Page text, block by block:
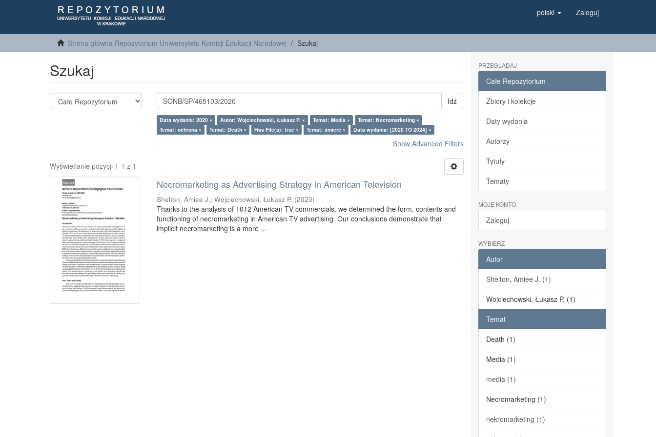
polski Zaloguj
Strona główna Repozytorium Uniwersytetu Komisji Edukacji Narodowej Szukaj
Szukaj
Idź
Data wydania: 2020 × Autor: Wojciechowski, Łukasz P. × Temat: Media ×
Temat: Necromarketing ×
Temat: ochrona ×
Temat: Death × Has File(s): true × Temat: śmierć × Data wydania: [2020 TO 2024] ×
Show Advanced Filters
Wyświetlanie pozycji 1-1 z 1
Necromarketing as Advertising Strategy in American Television
Shelton, Amiee J.;Wojciechowski, Łukasz P. (2020)
Thanks to the analysis of 1012 American TV commercials, we determined the form, contents and
functioning of necromarketing in American TV advertising. Our conclusions demonstrate that
implicit necromarketing is a more ...
PRZEGLĄDAJ
Całe Repozytorium
Zbiory i kolekcje
Daty wydania
Autorzy
Tytuły
Tematy
MOJE KONTO
Zaloguj
WYBIERZ
Autor
Shelton, Amiee J. (1)
Wojciechowski, Łukasz P. (1)
Temat
Death (1)
Media (1)
media (1)
Necromarketing (1)
nekromarketing (1)